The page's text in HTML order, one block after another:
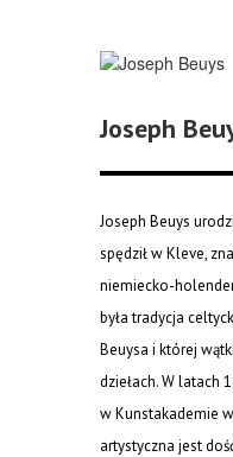
Joseph
Joseph Beuys
spędził w Kleve,
niemiecko-
była tradycja
Beuysa i której
dziełach. W latach
w Kunstakademie
artystyczna jest